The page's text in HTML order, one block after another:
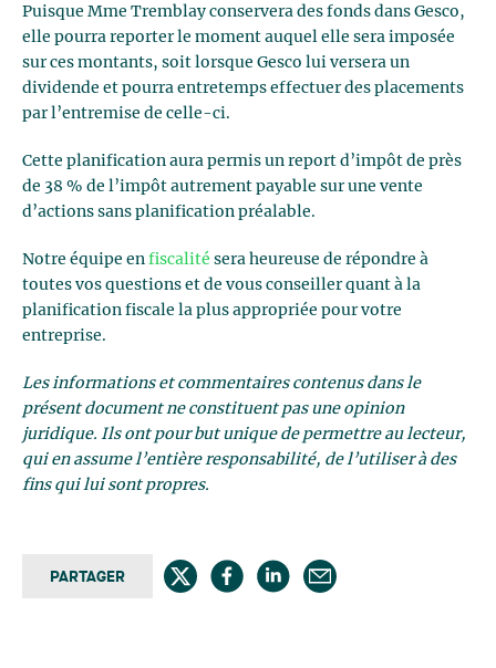
Puisque Mme Tremblay conservera des fonds dans Gesco,
elle pourra reporter le moment auquel elle sera imposée
sur ces montants, soit lorsque Gesco lui versera un
dividende et pourra entretemps effectuer des placements
par l’entremise de celle-ci.
Cette planification aura permis un report d’impôt de près
de 38 % de l’impôt autrement payable sur une vente
d’actions sans planification préalable.
Notre équipe en fiscalité sera heureuse de répondre à
toutes vos questions et de vous conseiller quant à la
planification fiscale la plus appropriée pour votre
entreprise.
Les informations et commentaires contenus dans le
présent document ne constituent pas une opinion
juridique. Ils ont pour but unique de permettre au lecteur,
qui en assume l’entière responsabilité, de l’utiliser à des
fins qui lui sont propres.
PARTAGER